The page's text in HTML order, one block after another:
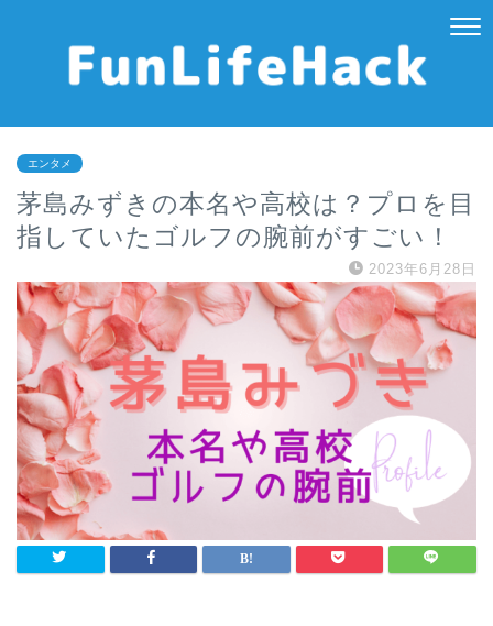
エンタメ
茅島みずきの本名や高校は？プロを目
指していたゴルフの腕前がすごい！
2023年6月28日